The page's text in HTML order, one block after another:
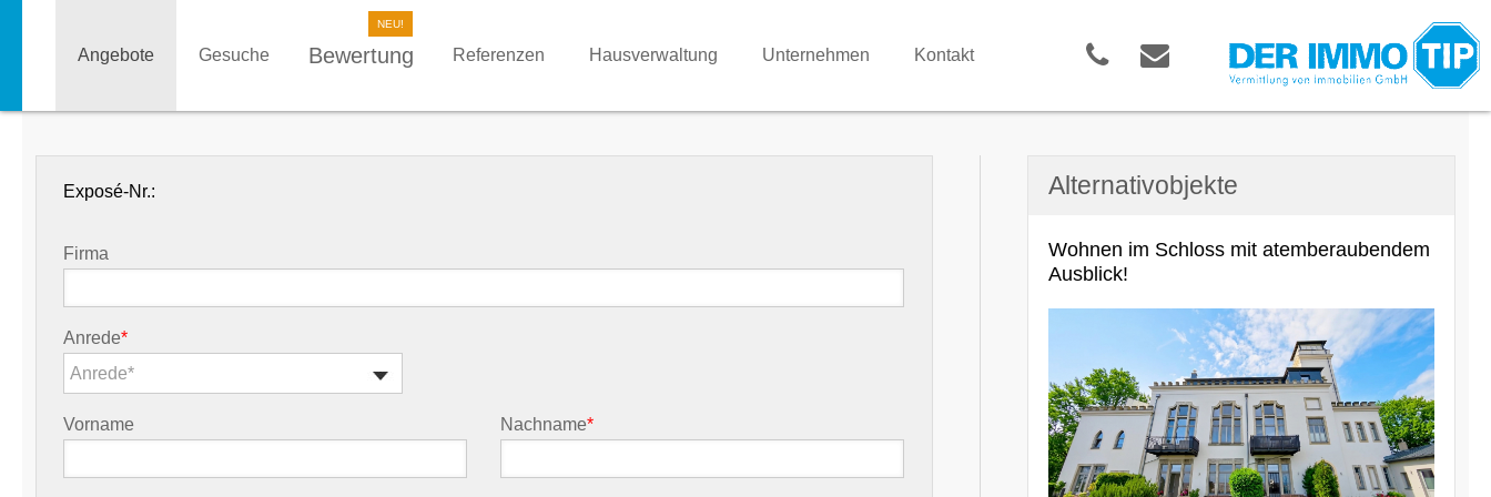
Angebote Gesuche Bewertung Referenzen Hausverwaltung Unternehmen Kontakt
Exposé-Nr.:
Firma
Anrede*
Anrede*
Vorname Nachname*
Alternativobjekte
Wohnen im Schloss mit atemberaubendem
Ausblick!